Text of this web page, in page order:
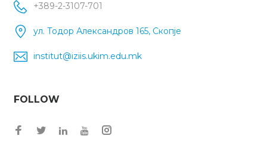
+389-2-3107-701
ул. Тодор Александров 165, Скопје
institut@iziis.ukim.edu.mk
FOLLOW
Facebook
Twitter
Instagram